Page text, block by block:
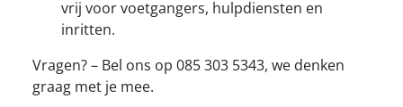
vrij voor voetgangers, hulpdiensten en
inritten.
Vragen? – Bel ons op 085 303 5343, we denken
graag met je mee.